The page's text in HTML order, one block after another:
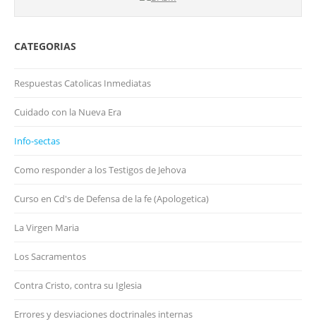
CATEGORIAS
Respuestas Catolicas Inmediatas
Cuidado con la Nueva Era
Info-sectas
Como responder a los Testigos de Jehova
Curso en Cd's de Defensa de la fe (Apologetica)
La Virgen Maria
Los Sacramentos
Contra Cristo, contra su Iglesia
Errores y desviaciones doctrinales internas